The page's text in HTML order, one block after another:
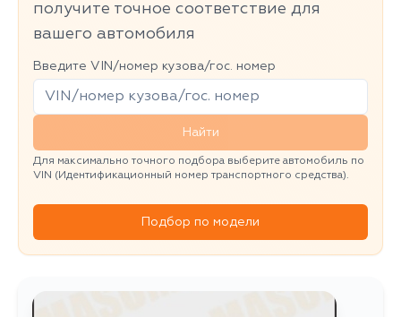
получите точное соответствие для
вашего автомобиля
Введите VIN/номер кузова/гос. номер
Найти
Для максимально точного подбора выберите автомобиль по
VIN (Идентификационный номер транспортного средства).
Подбор по модели